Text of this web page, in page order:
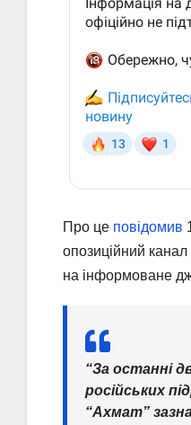
Про це повідомив
опозиційний
на інформоване
“За останні
російських
“Ахмат”